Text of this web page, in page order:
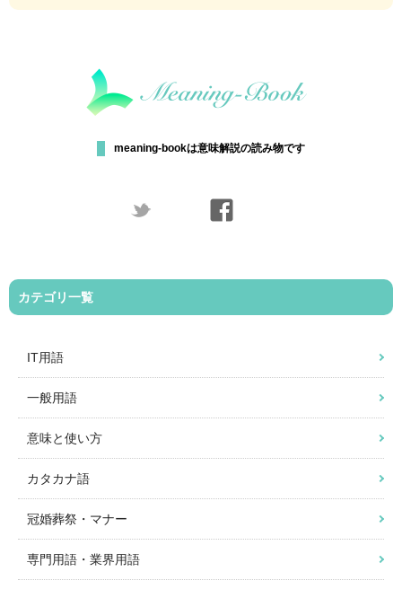
meaning-bookは意味解説の読み物です
カテゴリ一覧
IT用語
一般用語
意味と使い方
カタカナ語
冠婚葬祭・マナー
専門用語・業界用語